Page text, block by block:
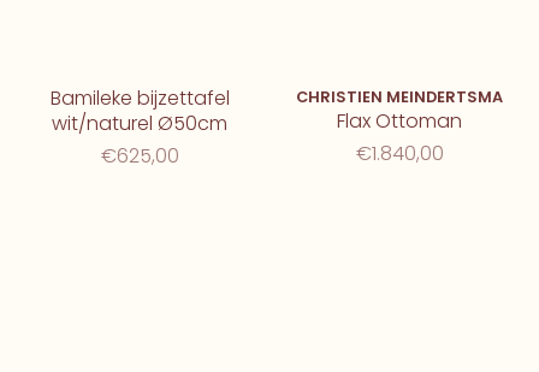
Bamileke bijzettafel
wit/naturel Ø50cm
€625,00
CHRISTIEN MEINDERTSMA
Flax Ottoman
€1.840,00